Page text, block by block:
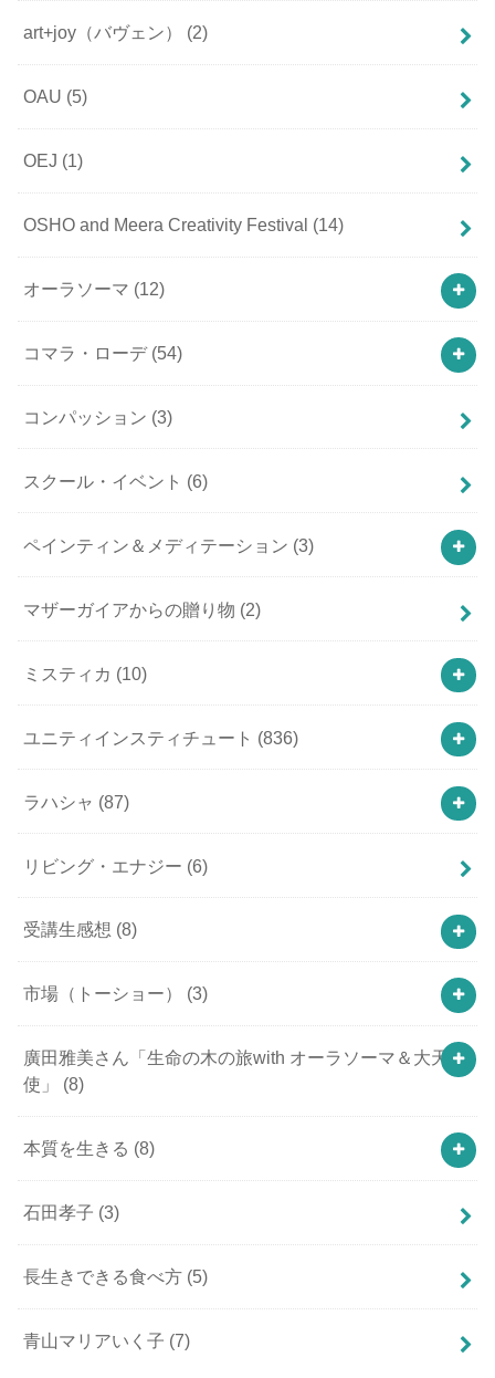
art+joy（バヴェン） (2)
OAU (5)
OEJ (1)
OSHO and Meera Creativity Festival (14)
オーラソーマ (12)
コマラ・ローデ (54)
コンパッション (3)
スクール・イベント (6)
ペインティン＆メディテーション (3)
マザーガイアからの贈り物 (2)
ミスティカ (10)
ユニティインスティチュート (836)
ラハシャ (87)
リビング・エナジー (6)
受講生感想 (8)
市場（トーショー） (3)
廣田雅美さん「生命の木の旅with オーラソーマ＆大天
使」 (8)
本質を生きる (8)
石田孝子 (3)
長生きできる食べ方 (5)
青山マリアいく子 (7)